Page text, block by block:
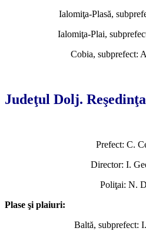
Ialomiţa-Plasă,
Ialomiţa-Plai,
Cobia, subprefect:
Judeţul Dolj.
Prefect: C.
Director: I.
Poliţai: N.
Plase şi plaiuri:
Baltă, subprefect: